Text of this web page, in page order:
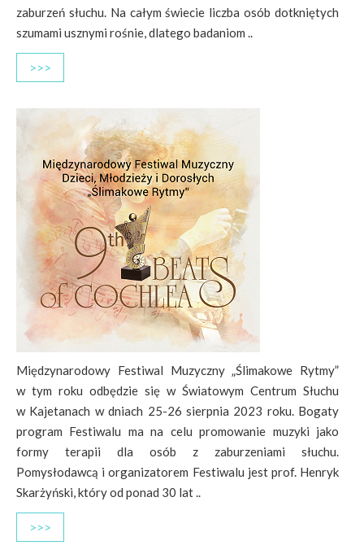
zaburzeń słuchu. Na całym świecie liczba osób dotkniętych
szumami usznymi rośnie, dlatego badaniom ..
>>>
Międzynarodowy Festiwal Muzyczny „Ślimakowe Rytmy”
w tym roku odbędzie się w Światowym Centrum Słuchu
w Kajetanach w dniach 25-26 sierpnia 2023 roku. Bogaty
program Festiwalu ma na celu promowanie muzyki jako
formy terapii dla osób z zaburzeniami słuchu.
Pomysłodawcą i organizatorem Festiwalu jest prof. Henryk
Skarżyński, który od ponad 30 lat ..
>>>